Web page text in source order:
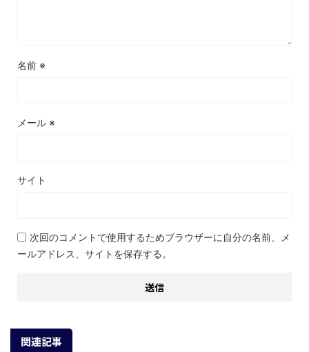
名前 ※
メール ※
サイト
次回のコメントで使用するためブラウザーに自分の名前、メ
ールアドレス、サイトを保存する。
関連記事